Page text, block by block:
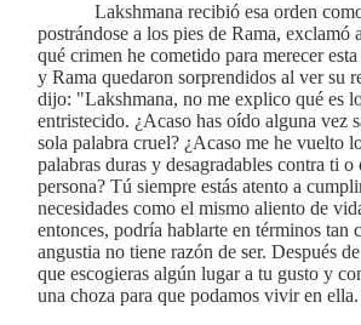
Lakshmana recibió esa orden
postrándose a los pies de Rama, exclamó
qué crimen he cometido para merecer
y Rama quedaron sorprendidos al ver su
dijo: "Lakshmana, no me explico qué es
entristecido. ¿Acaso has oído alguna vez
sola palabra cruel? ¿Acaso me he vuelto
palabras duras y desagradables contra ti o
persona? Tú siempre estás atento a
necesidades como el mismo aliento de
entonces, podría hablarte en términos tan
angustia no tiene razón de ser. Después
que escogieras algún lugar a tu gusto y
una choza para que podamos vivir en